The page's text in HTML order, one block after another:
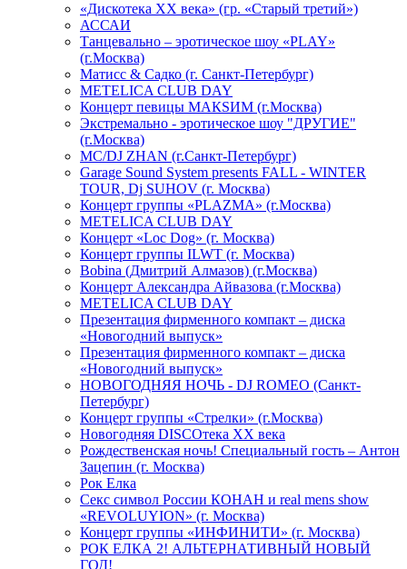
«Дискотека ХХ века» (гр. «Старый третий»)
АССАИ
Танцевально – эротическое шоу «PLAY»
(г.Москва)
Матисс & Садко (г. Санкт-Петербург)
METELICA CLUB DAY
Концерт певицы МАКSИМ (г.Москва)
Экстремально - эротическое шоу "ДРУГИЕ"
(г.Москва)
МС/DJ ZHAN (г.Санкт-Петербург)
Garage Sound System presents FALL - WINTER
TOUR, Dj SUHOV (г. Москва)
Концерт группы «PLAZMA» (г.Москва)
METELICA CLUB DAY
Концерт «Loc Dog» (г. Москва)
Концерт группы ILWT (г. Москва)
Bobina (Дмитрий Алмазов) (г.Москва)
Концерт Александра Айвазова (г.Москва)
METELICA CLUB DAY
Презентация фирменного компакт – диска
«Новогодний выпуск»
Презентация фирменного компакт – диска
«Новогодний выпуск»
НОВОГОДНЯЯ НОЧЬ - DJ ROMEO (Санкт-
Петербург)
Концерт группы «Стрелки» (г.Москва)
Новогодняя DISCOтека ХХ века
Рождественская ночь! Специальный гость – Антон
Зацепин (г. Москва)
Рок Елка
Секс символ России КОНАН и real mens show
«REVOLUYION» (г. Москва)
Концерт группы «ИНФИНИТИ» (г. Москва)
РОК ЕЛКА 2! АЛЬТЕРНАТИВНЫЙ НОВЫЙ
ГОД!